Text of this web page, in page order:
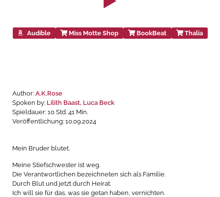
Audible Miss Motte Shop BookBeat Thalia
Author: A.K.Rose
Spoken by: Lilith Baast, Luca Beck
Spieldauer: 10 Std. 41 Min.
Veröffentlichung: 10.09.2024
Mein Bruder blutet.
Meine Stiefschwester ist weg.
Die Verantwortlichen bezeichneten sich als Familie.
Durch Blut und jetzt durch Heirat.
Ich will sie für das, was sie getan haben, vernichten.